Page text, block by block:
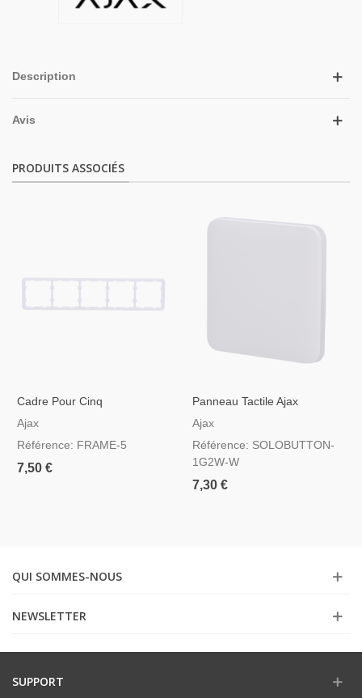
Description
Avis
PRODUITS ASSOCIÉS
Cadre Pour Cinq
Interrupteurs
Ajax
Référence: FRAME-5
7,50 €
Panneau Tactile Ajax
Solobutton Pour Interrupteur
Blanche
Ajax
Référence: SOLOBUTTON-
1G2W-W
7,30 €
QUI SOMMES-NOUS
NEWSLETTER
SUPPORT